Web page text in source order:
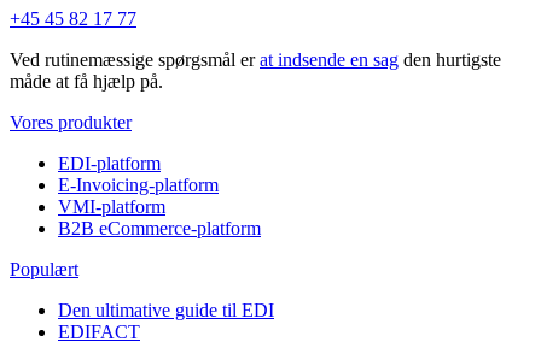
+45 45 82 17 77
Ved rutinemæssige spørgsmål erat indsende en sag den hurtigste
måde at få hjælp på.
Vores produkter
EDI-platform
E-Invoicing-platform
VMI-platform
B2B eCommerce-platform
Populært
Den ultimative guide til EDI
EDIFACT